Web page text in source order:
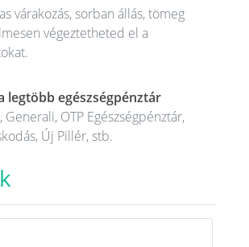
várakozás, sorban állás, tömeg
végeztetheted el a
legtöbb egészségpénztár
Generali, OTP Egészségpénztár,
Új Pillér, stb.